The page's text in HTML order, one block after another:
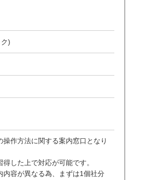
)
作方法に関する案内窓口となり
した上で対応が可能です。
容が異なる為、まずは1個社分